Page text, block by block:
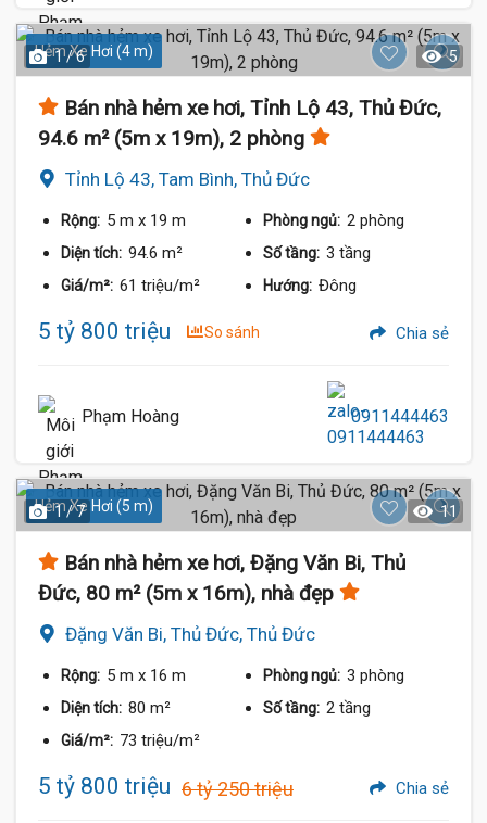
Hẻm Xe Hơi (4 m)
1 / 6 5
Bán nhà hẻm xe hơi, Tỉnh Lộ 43, Thủ Đức,
94.6 m² (5m x 19m), 2 phòng
Tỉnh Lộ 43, Tam Bình, Thủ Đức
Rộng: 5 m x 19 m Phòng ngủ: 2 phòng
Diện tích: 94.6 m² Số tầng: 3 tầng
Giá/m²: 61 triệu/m² Hướng: Đông
5 tỷ 800 triệu So sánh Chia sẻ
Phạm Hoàng 0911444463
Hẻm Xe Hơi (5 m)
1 / 7 11
Bán nhà hẻm xe hơi, Đặng Văn Bi, Thủ
Đức, 80 m² (5m x 16m), nhà đẹp
Đặng Văn Bi, Thủ Đức, Thủ Đức
Rộng: 5 m x 16 m Phòng ngủ: 3 phòng
Diện tích: 80 m² Số tầng: 2 tầng
Giá/m²: 73 triệu/m²
5 tỷ 800 triệu 6 tỷ 250 triệu Chia sẻ